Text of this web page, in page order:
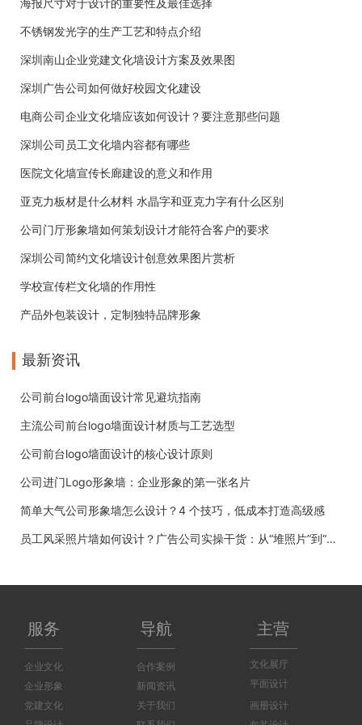
不锈钢发光字的生产工艺和特点介绍
深圳南山企业党建文化墙设计方案及效果图
深圳广告公司如何做好校园文化建设
电商公司企业文化墙应该如何设计？要注意那些问题
深圳公司员工文化墙内容都有哪些
医院文化墙宣传长廊建设的意义和作用
亚克力板材是什么材料 水晶字和亚克力字有什么区别
公司门厅形象墙如何策划设计才能符合客户的要求
深圳公司简约文化墙设计创意效果图片赏析
学校宣传栏文化墙的作用性
产品外包装设计，定制独特品牌形象
最新资讯
公司前台logo墙面设计常见避坑指南
主流公司前台logo墙面设计材质与工艺选型
公司前台logo墙面设计的核心设计原则
公司进门Logo形象墙：企业形象的第一张名片
简单大气公司形象墙怎么设计？4 个技巧，低成本打造高级感
员工风采照片墙如何设计？广告公司实操干货：从“堆照片”到“有温度”
服务
企业文化
企业形象
党建文化
导航
合作案例
新闻资讯
关于我们
主营
文化展厅
平面设计
画册设计